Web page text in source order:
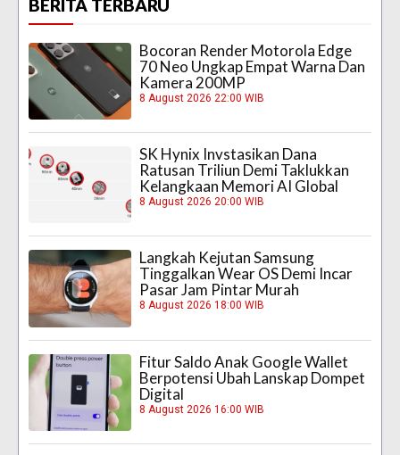
BERITA TERBARU
Bocoran Render Motorola Edge
70 Neo Ungkap Empat Warna Dan
Kamera 200MP
8 August 2026 22:00 WIB
SK Hynix Invstasikan Dana
Ratusan Triliun Demi Taklukkan
Kelangkaan Memori AI Global
8 August 2026 20:00 WIB
Langkah Kejutan Samsung
Tinggalkan Wear OS Demi Incar
Pasar Jam Pintar Murah
8 August 2026 18:00 WIB
Fitur Saldo Anak Google Wallet
Berpotensi Ubah Lanskap Dompet
Digital
8 August 2026 16:00 WIB